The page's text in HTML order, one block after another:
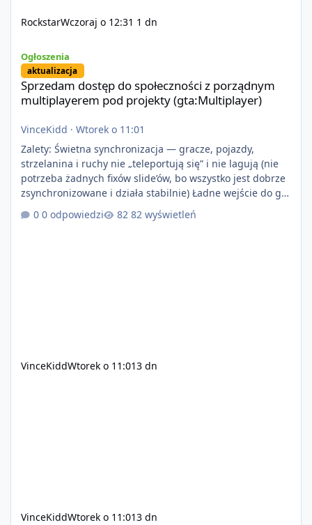
RockstarWczoraj o 12:31 1 dn
Ogłoszenia
aktualizacja
Sprzedam dostęp do społeczności z porządnym
multiplayerem pod projekty (gta:Multiplayer)
VinceKidd · Wtorek o 11:01
Zalety: Świetna synchronizacja — gracze, pojazdy,
strzelanina i ruchy nie „teleportują się” i nie lagują (nie
potrzeba żadnych fixów slide’ów, bo wszystko jest dobrze
zsynchronizowane i działa stabilnie) Ładne wejście do gry
+ solidny antycheat na poziomie multiplayera Wygodne
pisanie własnych modów i skryptów (wsparcie C# / JS /
0 odpowiedzi 82 wyświetleń
VinceKiddWtorek o 11:013 dn
VinceKiddWtorek o 11:013 dn